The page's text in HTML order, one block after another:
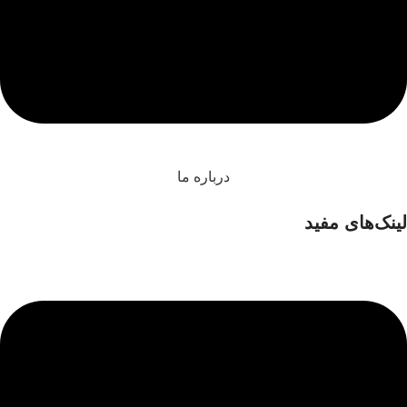
درباره ما
لینک‌های مفید